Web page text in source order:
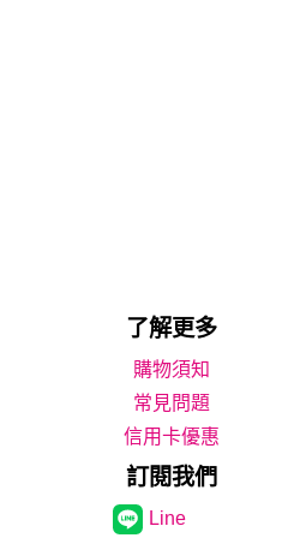
了解更多
購物須知
常見問題
信用卡優惠
訂閱我們
Line